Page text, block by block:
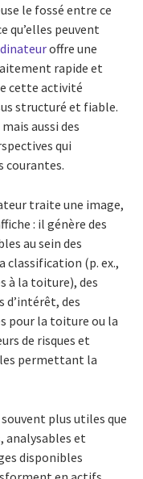
le fossé entre ce
qu’elles peuvent
offre une
rapide et
cette activité
structuré et fiable.
aussi des
qui
courantes.
traite une image,
: il génère des
au sein des
classification (p. ex.,
à la toiture), des
d’intérêt, des
pour la toiture ou la
de risques et
permettant la
plus utiles que
analysables et
disponibles